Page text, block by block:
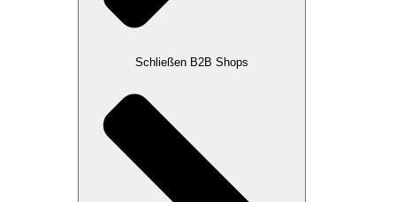
Schließen B2B Shops